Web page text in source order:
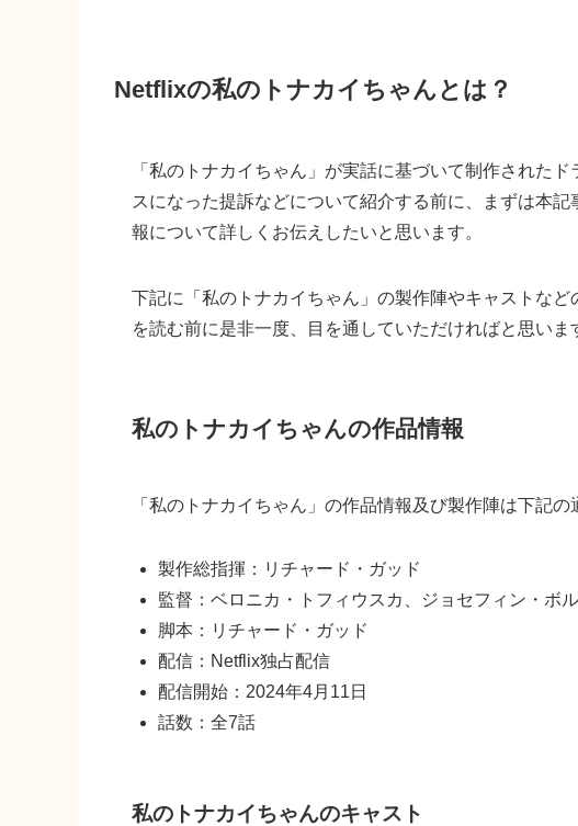
Netflixの私のトナカイちゃんとは？
「私のトナカイちゃん」が実話に基づいて制作された
スになった提訴などについて紹介する前に、まずは本
報について詳しくお伝えしたいと思います。
下記に「私のトナカイちゃん」の製作陣やキャストな
を読む前に是非一度、目を通していただければと思いま
私のトナカイちゃんの作品情報
「私のトナカイちゃん」の作品情報及び製作陣は下記の
製作総指揮：リチャード・ガッド
監督：ベロニカ・トフィウスカ、ジョセフィン・ボ
脚本：リチャード・ガッド
配信：Netflix独占配信
配信開始：2024年4月11日
話数：全7話
私のトナカイちゃんのキャスト